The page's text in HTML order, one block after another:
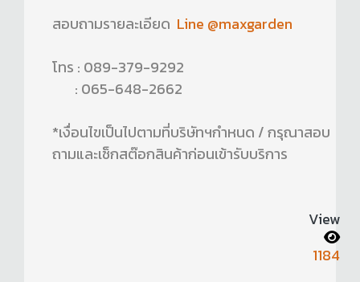
สอบถามรายละเอียด Line @maxgarden
โทร : 089-379-9292
: 065-648-2662
*เงื่อนไขเป็นไปตามที่บริษัทฯกำหนด / กรุณาสอบ
ถามและเช็กสต๊อกสินค้าก่อนเข้ารับบริการ
View
1184